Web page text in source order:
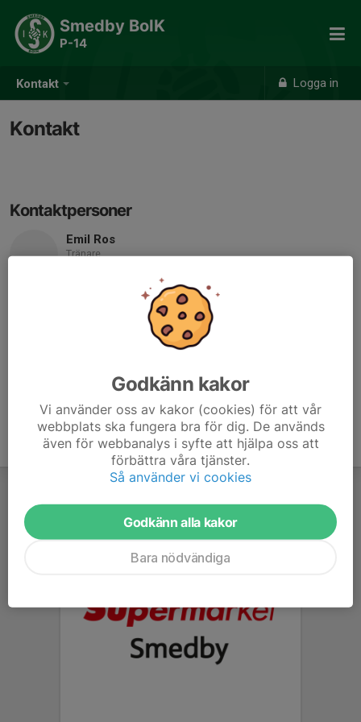
Kontakt Logga in
Smedby BoIK
P-14
Kontakt
Kontaktpersoner
Emil Ros
Tränare
E-post visas bara för inloggade
Godkänn kakor
Vi använder oss av kakor (cookies) för att vår
webbplats ska fungera bra för dig. De används
även för webbanalys i syfte att hjälpa oss att
förbättra våra tjänster.
Så använder vi cookies
Godkänn alla kakor
Bara nödvändiga